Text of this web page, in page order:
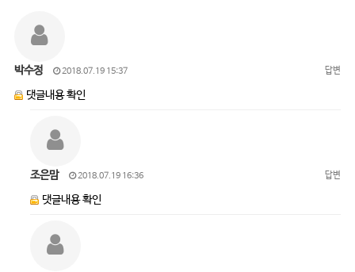
박수정 2018.07.19 15:37 답변
댓글내용 확인
조은맘 2018.07.19 16:36 답변
댓글내용 확인